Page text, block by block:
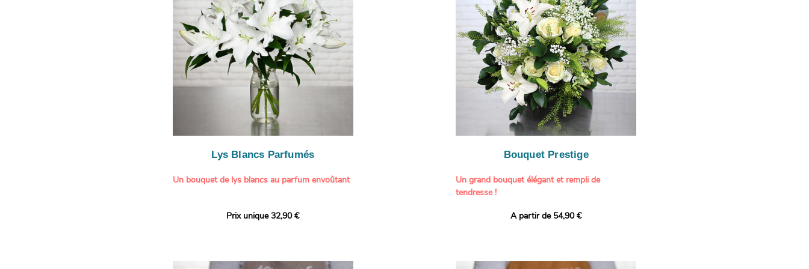
- Gâter un proche pour son anniversaire
- Célébrer une occasion spéciale
- Faire plaisir à un amateur d'art et de peinture
- Exprimer une atmosphère méditerranéenne et
colorée dans votre intérieur.
Tableau : Paul Signac,Vue de Saint-Tropez,
coucher de soleil au bois de pins, 1888
Crédits photo :classicpaintings / Alamy Stock
particulière à un proche.
Il contient :
- Des hortensias colorés (les couleurs peuvent
varier selon l’arrivage)
- Des fleurs à grosse tête, au charme intemporel
À offrir pour :
- Célébrer un anniversaire
- Remercier avec panache
- Apporter une touche florale à une maison de
Lys Blancs Parfumés
Un bouquet de lys blancs au parfum envoûtant
élégante composition de lys blancs signée
Prix unique 32,90 €
Bouquet Prestige
Un grand bouquet élégant et rempli de
tendresse !
Offrez un instant de douceur avec ce bouquet
A partir de 54,90 €